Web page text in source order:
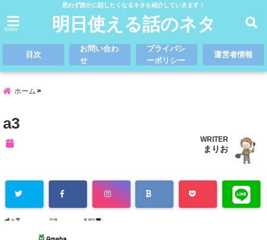
思わず誰かに話したくなるネタを紹介していきます！
menu 明日使える話のネタ
目次
お問い合わ
せ
プライバシ
ーポリシー
運営者情報
ホーム
a3
WRITER
まりお